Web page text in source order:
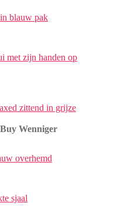
Wenniger